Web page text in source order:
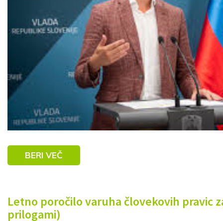
BERI VEČ
Letno poročilo varuha človekovih pravic
prilogami)